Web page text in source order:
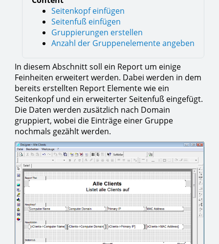
Seitenkopf einfügen
Seitenfuß einfügen
Gruppierungen erstellen
Anzahl der Gruppenelemente angeben
In diesem Abschnitt soll ein Report um einige
Feinheiten erweitert werden. Dabei werden in dem
bereits erstellten Report Elemente wie ein
Seitenkopf und ein erweiterter Seitenfuß eingefügt.
Die Daten werden zusätzlich nach Domain
gruppiert, wobei die Einträge einer Gruppe
nochmals gezählt werden.